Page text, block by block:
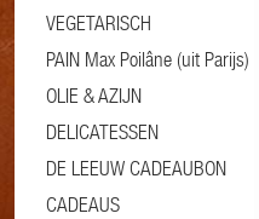
VEGETARISCH
PAIN Max Poilâne (uit Parijs)
OLIE & AZIJN
DELICATESSEN
DE LEEUW CADEAUBON
CADEAUS